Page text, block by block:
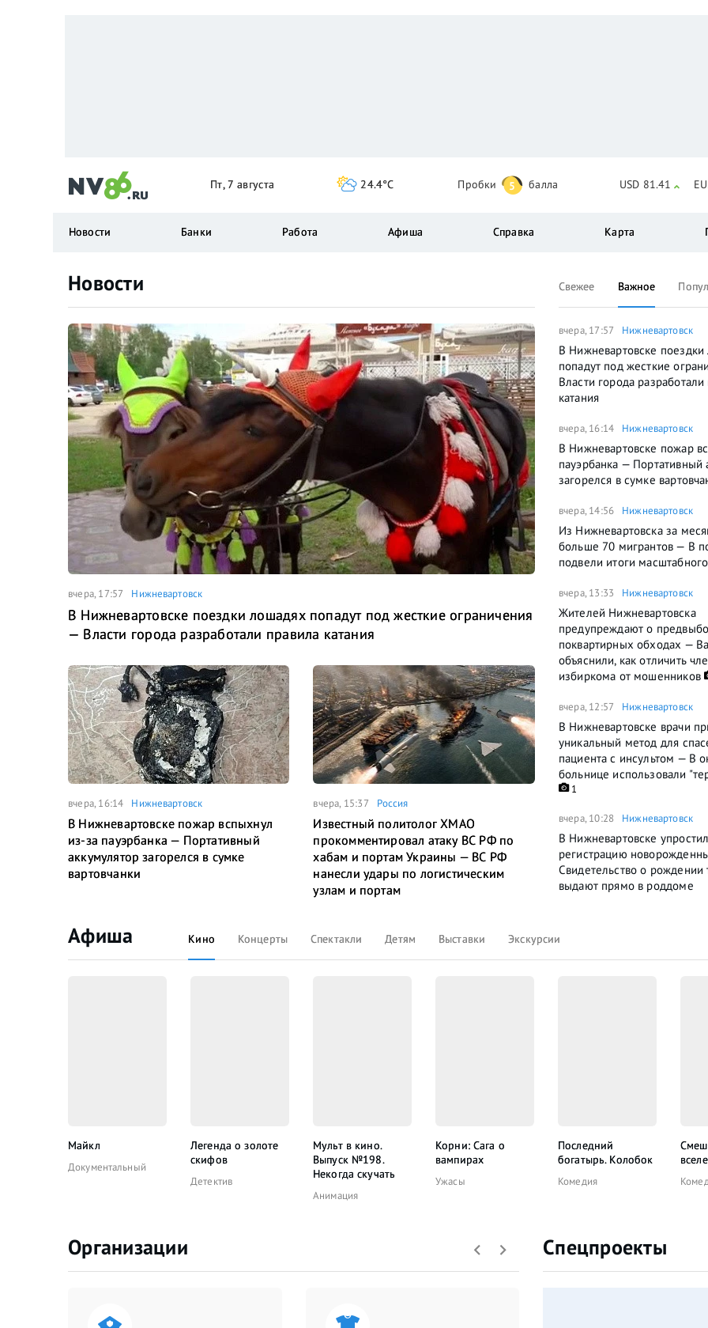
Новости
вчера, 17:57 Нижневартовск
В Нижневартовске поездки лошадях попадут под жесткие ограничения
— Власти города разработали правила катания
вчера, 16:14 Нижневартовск
В Нижневартовске пожар вспыхнул
из-за пауэрбанка — Портативный
аккумулятор загорелся в сумке
вартовчанки
вчера, 15:37 Россия
Известный политолог ХМАО
прокомментировал атаку ВС РФ по
хабам и портам Украины — ВС РФ
нанесли удары по логистическим
узлам и портам
Свежее Важное
вчера, 17:57 Нижневартовск
В Нижневартовске
попадут под жесткие
Власти города
катания
вчера, 16:14 Нижневартовск
В Нижневартовске пожар
пауэрбанка — Портативный
загорелся в сумке
вчера, 14:56 Нижневартовск
Из Нижневартовска за
больше 70 мигрантов — В
подвели итоги
вчера, 13:33 Нижневартовск
Жителей Нижневартовска
предупреждают о
поквартирных обходах —
объяснили, как отличить
избиркома от мошенников
вчера, 12:57 Нижневартовск
В Нижневартовске врачи
уникальный метод для
пациента с инсультом — В
больнице использовали
1
вчера, 10:28 Нижневартовск
В Нижневартовске
регистрацию
Свидетельство о рождении
выдают прямо в роддоме
Афиша Кино Концерты Спектакли Детям Выставки Экскурсии
Майкл
Документальный
Легенда о золоте
скифов
Детектив
Мульт в кино.
Выпуск №198.
Некогда скучать
Анимация
Корни: Сага о
вампирах
Ужасы
Последний
богатырь. Колобок
Комедия
Организации Спецпроекты
Пт, 7 августа 24.4°C Пробки 5 балла USD 81.41
Новости Банки Работа Афиша Справка Карта